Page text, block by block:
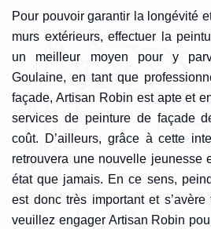
Pour pouvoir garantir la longévité
murs extérieurs, effectuer la
un meilleur moyen pour y
Goulaine, en tant que
façade, Artisan Robin est apte et
services de peinture de façade
coût. D’ailleurs, grâce à cette
retrouvera une nouvelle jeunesse
état que jamais. En ce sens,
est donc très important et s’avère
veuillez engager Artisan Robin